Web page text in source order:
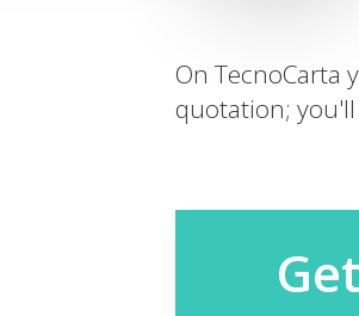
On TecnoCarta
quotation;